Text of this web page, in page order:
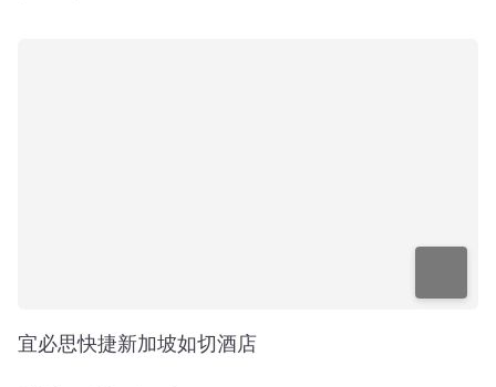
宜必思快捷新加坡如切酒店